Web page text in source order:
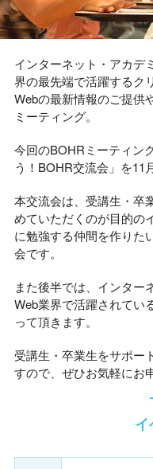
インターネット・アカデ
界の最先端で活躍するク
Webの最新情報のご提供
ミーティング。
今回のBOHRミーティン
う！BOHR交流会」を11
本交流会は、受講生・卒
めていただくのが目的の
に勉強する仲間を作りた
会です。
また後半では、インター
Web業界で活躍されてい
って頂きます。
受講生・卒業生をサポー
すので、ぜひお気軽にお